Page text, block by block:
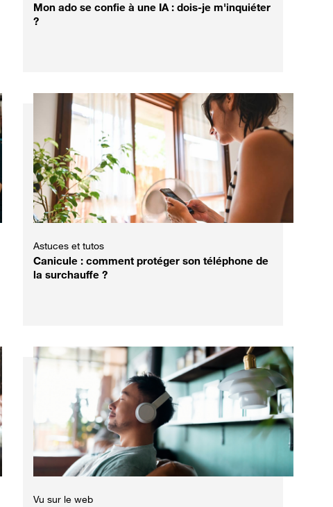
Mon ado se confie à une IA : dois-je m'inquiéter
?
Astuces et tutos
Canicule : comment protéger son téléphone de
la surchauffe ?
Vu sur le web